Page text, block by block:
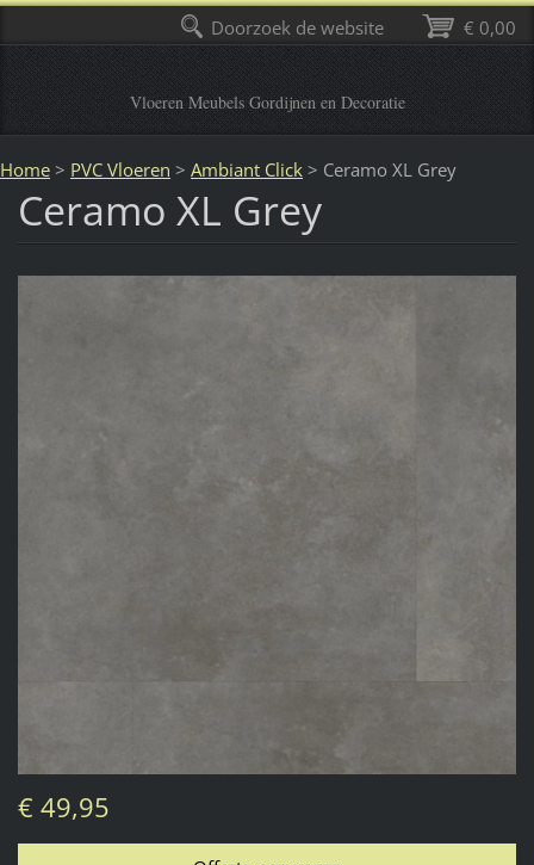
Vloeren Meubels Gordijnen en Decoratie
Home > PVC Vloeren > Ambiant Click > Ceramo XL Grey
Ceramo XL Grey
€ 49,95
€ 0,00
Doorzoek de website